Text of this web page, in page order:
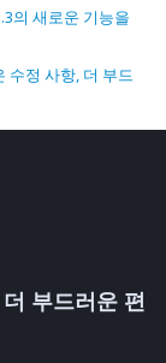
의 새로운 기능을
수정 사항, 더 부드
부드러운 편